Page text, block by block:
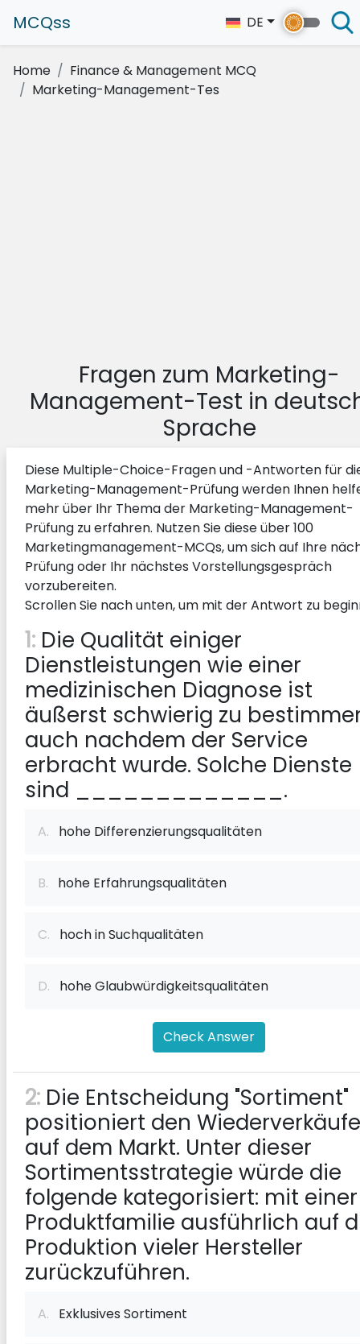
MCQss DE
Home
Finance & Management MCQ
Marketing-Management-Tes
Fragen zum Marketing-
Management-Test in
Sprache
Diese Multiple-Choice-Fragen und -Antworten für
Marketing-Management-Prüfung werden Ihnen
mehr über Ihr Thema der Marketing-Management-
Prüfung zu erfahren. Nutzen Sie diese über 100
Marketingmanagement-MCQs, um sich auf Ihre
Prüfung oder Ihr nächstes Vorstellungsgespräch
vorzubereiten.
Scrollen Sie nach unten, um mit der Antwort zu
1: Die Qualität einiger
Dienstleistungen wie einer
medizinischen Diagnose ist
äußerst schwierig zu
auch nachdem der Service
erbracht wurde. Solche Dienste
sind _____________.
A. hohe Differenzierungsqualitäten
B. hohe Erfahrungsqualitäten
C. hoch in Suchqualitäten
D. hohe Glaubwürdigkeitsqualitäten
Check Answer
2: Die Entscheidung "Sortiment"
positioniert den
auf dem Markt. Unter dieser
Sortimentsstrategie würde die
folgende kategorisiert: mit einer
Produktfamilie ausführlich auf
Produktion vieler Hersteller
zurückzuführen.
A. Exklusives Sortiment